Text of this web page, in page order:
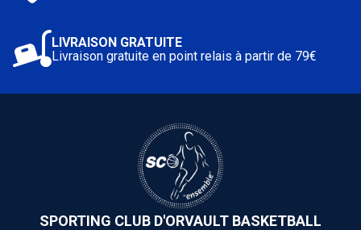
LIVRAISON GRATUITE
Livraison gratuite en point relais à partir de 79€
SPORTING CLUB D'ORVAULT BASKETBALL